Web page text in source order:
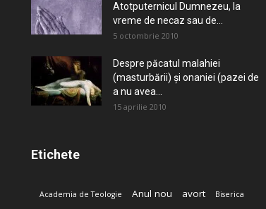
Atotputernicul Dumnezeu, la
vreme de necaz sau de...
5 octombrie 2010
Despre păcatul malahiei
(masturbării) şi onaniei (pazei de
a nu avea...
15 aprilie 2010
Etichete
Academia de Teologie Anul nou avort Biserica